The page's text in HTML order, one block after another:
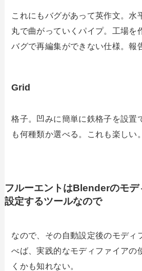
これにもバグがあって英作文。水
丸で曲がっていくパイプ。工場を
バグで再編集ができない仕様。報
Grid
格子。凹みに簡単に鉄格子を設置
も何種類か選べる。これも楽しい。
フルーエントはBlenderのモデ
設定するツールなので
なので、その自動設定後のモディ
べば、実践的なモディファイアの
くかも知れない。